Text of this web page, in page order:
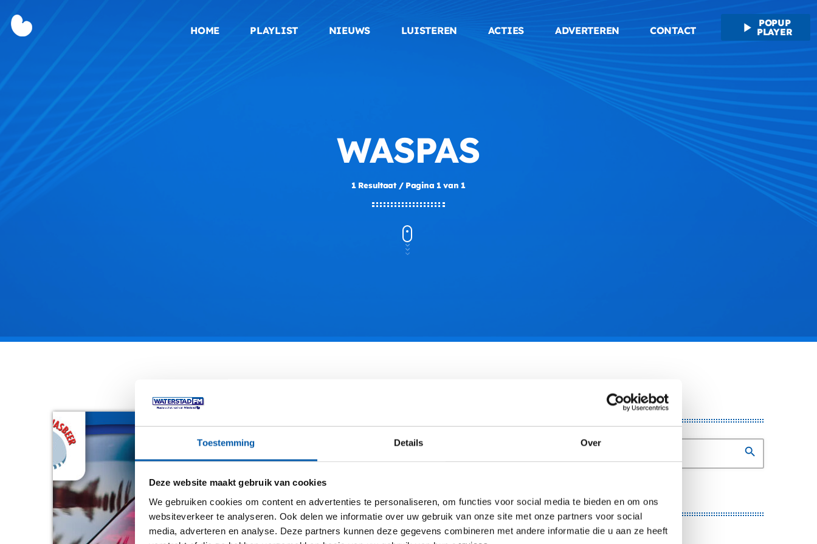
Toestemming Details Over
Deze website maakt gebruik van cookies
We gebruiken cookies om content en advertenties te personaliseren, om functies voor social media te bieden en om ons
websiteverkeer te analyseren. Ook delen we informatie over uw gebruik van onze site met onze partners voor social
media, adverteren en analyse. Deze partners kunnen deze gegevens combineren met andere informatie die u aan ze heeft
HOME PLAYLIST NIEUWS LUISTEREN ACTIES ADVERTEREN CONTACT play_arrow POPUP
PLAYER
WASPAS
1 Resultaat / Pagina 1 van 1
Win een waspas t.w.v. €50 van
De Wasbeer!
Waterstad FM geeft opnieuw 5 waspassen t.w.v. €50 weg in
samenwerking met De Wasbeer. Met deze pas kun je jouw auto
search
CATEGORIËN